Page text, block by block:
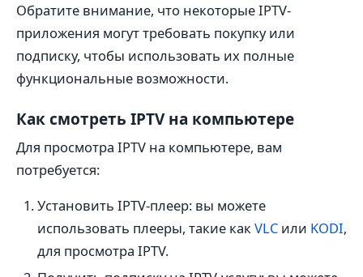
Обратите внимание, что некоторые IPTV-
приложения могут требовать покупку или
подписку, чтобы использовать их полные
функциональные возможности.
Как смотреть IPTV на компьютере
Для просмотра IPTV на компьютере, вам
потребуется:
Установить IPTV-плеер: вы можете
использовать плееры, такие какVLC или KODI,
для просмотра IPTV.